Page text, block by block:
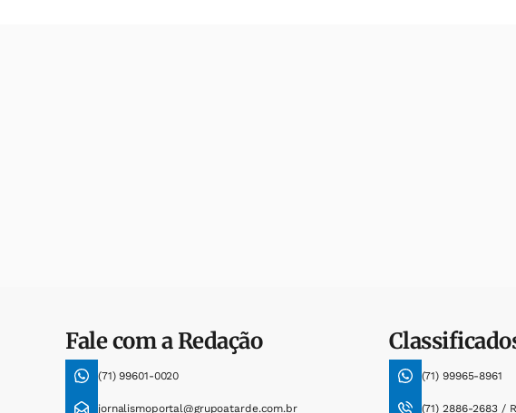
Fale com a Redação
(71) 99601-0020
jornalismoportal@grupoatarde.com.br
(71) 99965-8961
(71) 2886-2683 /